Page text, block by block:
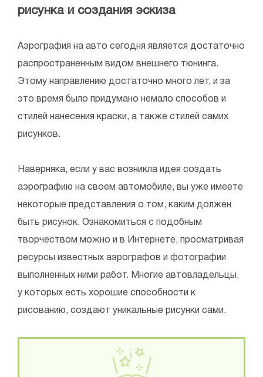
рисунка и создания эскиза
Аэрография на авто сегодня является достаточно
распространенным видом внешнего тюнинга.
Этому направлению достаточно много лет, и за
это время было придумано немало способов и
стилей нанесения краски, а также стилей самих
рисунков.
Наверняка, если у вас возникла идея создать
аэрографию на своем автомобиле, вы уже имеете
некоторые представления о том, каким должен
быть рисунок. Ознакомиться с подобным
творчеством можно и в Интернете, просматривая
ресурсы известных аэрографов и фотографии
выполненных ними работ. Многие автовладельцы,
у которых есть хорошие способности к
рисованию, создают уникальные рисунки сами.